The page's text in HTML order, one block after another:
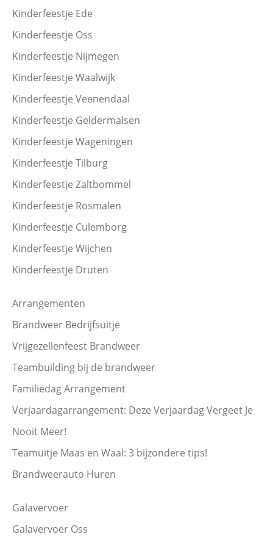
Kinderfeestje Ede
Kinderfeestje Oss
Kinderfeestje Nijmegen
Kinderfeestje Waalwijk
Kinderfeestje Veenendaal
Kinderfeestje Geldermalsen
Kinderfeestje Wageningen
Kinderfeestje Tilburg
Kinderfeestje Zaltbommel
Kinderfeestje Rosmalen
Kinderfeestje Culemborg
Kinderfeestje Wijchen
Kinderfeestje Druten
Arrangementen
Brandweer Bedrijfsuitje
Vrijgezellenfeest Brandweer
Teambuilding bij de brandweer
Familiedag Arrangement
Verjaardagarrangement: Deze Verjaardag Vergeet Je
Nooit Meer!
Teamuitje Maas en Waal: 3 bijzondere tips!
Brandweerauto Huren
Galavervoer
Galavervoer Oss